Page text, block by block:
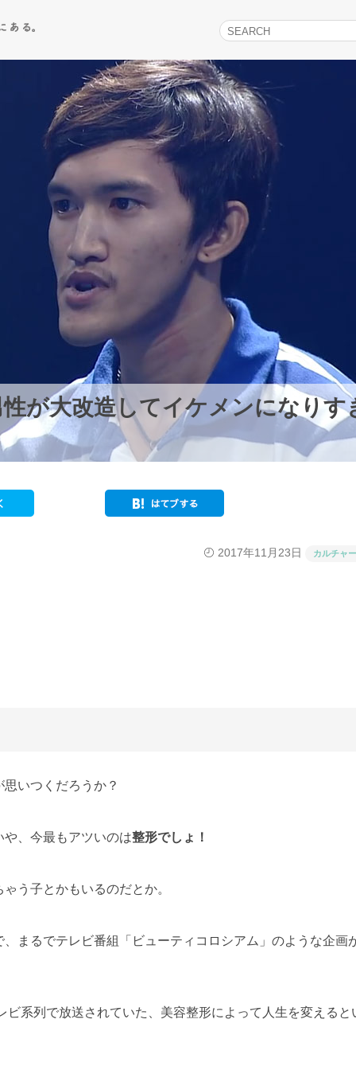
が大改造してイケメンになりす
2017年11月23日 カルチャー
いつくだろうか？
、今最もアツいのは整形でしょ！
う子とかもいるのだとか。
まるでテレビ番組「ビューティコロシアム」のような企画
系列で放送されていた、美容整形によって人生を変えると